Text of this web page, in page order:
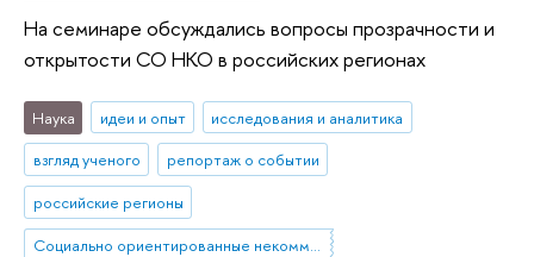
На семинаре обсуждались вопросы прозрачности и
открытости СО НКО в российских регионах
Наука идеи и опыт
исследования и аналитика
взгляд ученого
репортаж о событии
российские регионы
Социально ориентированные некоммерческие организации (СО НКО)